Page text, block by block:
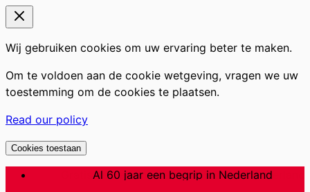
Wij gebruiken cookies om uw ervaring beter te maken.
Om te voldoen aan de cookie wetgeving, vragen we uw
toestemming om de cookies te plaatsen.
Read our policy
Cookies toestaan
Al 60 jaar een begrip in Nederland